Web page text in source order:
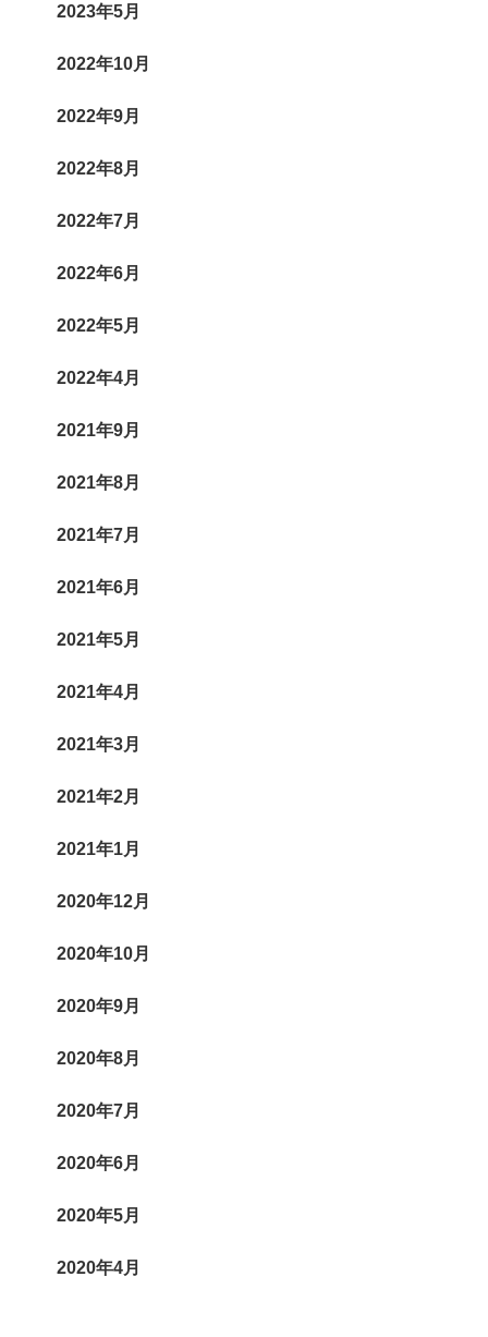
2023年5月
2022年10月
2022年9月
2022年8月
2022年7月
2022年6月
2022年5月
2022年4月
2021年9月
2021年8月
2021年7月
2021年6月
2021年5月
2021年4月
2021年3月
2021年2月
2021年1月
2020年12月
2020年10月
2020年9月
2020年8月
2020年7月
2020年6月
2020年5月
2020年4月